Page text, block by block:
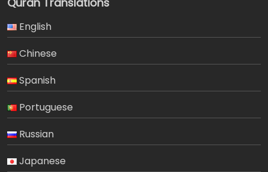
English
Chinese
Spanish
Portuguese
Russian
Japanese